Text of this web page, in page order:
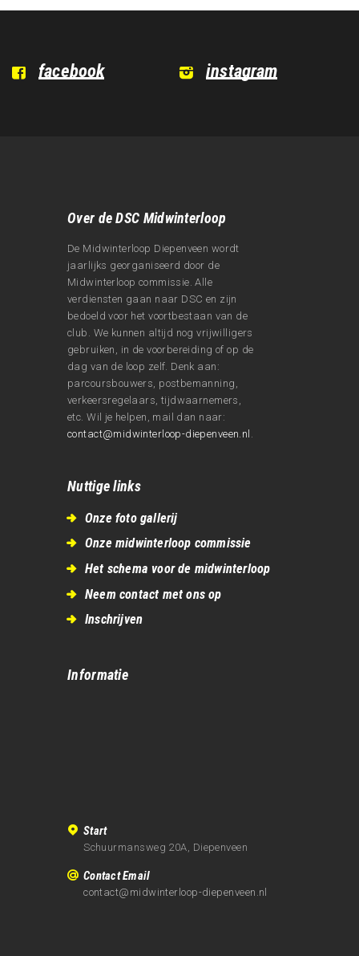
facebook instagram
Over de DSC Midwinterloop
De Midwinterloop Diepenveen wordt
jaarlijks georganiseerd door de
Midwinterloop commissie. Alle
verdiensten gaan naar DSC en zijn
bedoeld voor het voortbestaan van de
club. We kunnen altijd nog vrijwilligers
gebruiken, in de voorbereiding of op de
dag van de loop zelf. Denk aan:
parcoursbouwers, postbemanning,
verkeersregelaars, tijdwaarnemers,
etc. Wil je helpen, mail dan naar:
contact@midwinterloop-diepenveen.nl
Nuttige links
Onze foto gallerij
Onze midwinterloop commissie
Het schema voor de midwinterloop
Neem contact met ons op
Inschrijven
Informatie
Start
Schuurmansweg 20A, Diepenveen
Contact Email
contact@midwinterloop-diepenveen.nl